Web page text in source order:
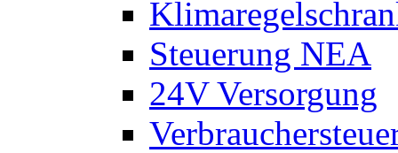
Steuerung NEA
24V Versorgung